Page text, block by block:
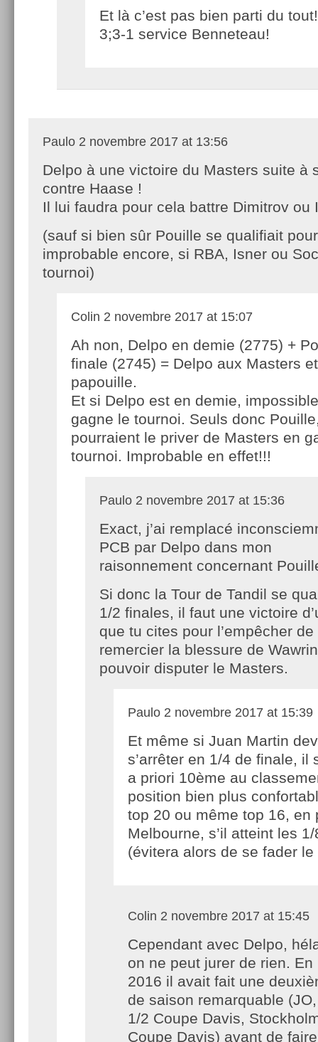
Et là c’est pas bien parti du
3;3-1 service Benneteau!
Paulo 2 novembre 2017 at 13:56
Delpo à une victoire du Masters suite à
contre Haase !
Il lui faudra pour cela battre Dimitrov
(sauf si bien sûr Pouille se qualifiait
improbable encore, si RBA, Isner ou
tournoi)
Colin 2 novembre 2017 at 15:07
Ah non, Delpo en demie (2775) +
finale (2745) = Delpo aux Masters et
papouille.
Et si Delpo est en demie,
gagne le tournoi. Seuls donc
pourraient le priver de Masters en
tournoi. Improbable en effet!!!
Paulo 2 novembre 2017 at 15:36
Exact, j’ai remplacé
PCB par Delpo dans mon
raisonnement concernant
Si donc la Tour de Tandil se
1/2 finales, il faut une victoire
que tu cites pour l’empêcher
remercier la blessure de
pouvoir disputer le Masters.
Paulo 2 novembre 2017 at 15:39
Et même si Juan Martin
s’arrêter en 1/4 de finale, il
a priori 10ème au
position bien plus
top 20 ou même top 16, en
Melbourne, s’il atteint les
(évitera alors de se fader le
Colin 2 novembre 2017 at 15:45
Cependant avec Delpo,
on ne peut jurer de rien. En
2016 il avait fait une
de saison remarquable
1/2 Coupe Davis,
Coupe Davis) avant de